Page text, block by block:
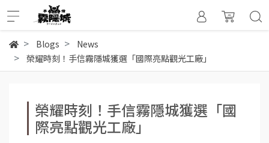
Blogs
News
榮耀時刻！手信霧隱城獲選「國際亮點觀光工廠」
榮耀時刻！手信霧隱城獲選「國
際亮點觀光工廠」